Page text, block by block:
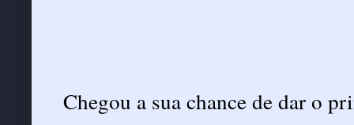
Chegou a sua chance de dar o